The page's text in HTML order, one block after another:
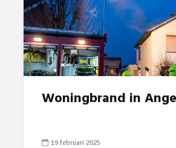
Woningbrand in
19 februari 2025